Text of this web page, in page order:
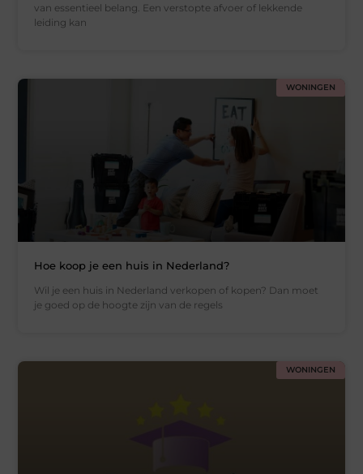
van essentieel belang. Een verstopte afvoer of lekkende
leiding kan
WONINGEN
Hoe koop je een huis in Nederland?
Wil je een huis in Nederland verkopen of kopen? Dan moet
je goed op de hoogte zijn van de regels
WONINGEN